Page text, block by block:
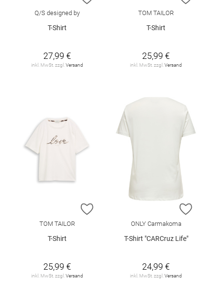
Q/S designed by
T-Shirt
27,99 €
inkl. MwSt. zzgl.Versand
TOM TAILOR
T-Shirt
25,99 €
inkl. MwSt. zzgl.Versand
ZUR WUNSCHLISTE HINZUFÜGEN
TOM TAILOR
T-Shirt
25,99 €
inkl. MwSt. zzgl.Versand
ZUR
ONLY Carmakoma
T-Shirt "CARCruz Life"
24,99 €
inkl. MwSt. zzgl.Versand